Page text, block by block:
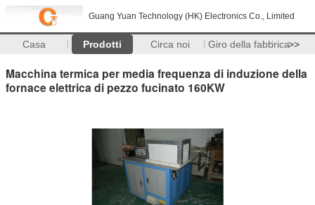
Guang Yuan Technology (HK) Electronics Co., Limited
Casa Prodotti Circa noi Giro della fabbrica>>
Macchina termica per media frequenza di induzione della
fornace elettrica di pezzo fucinato 160KW